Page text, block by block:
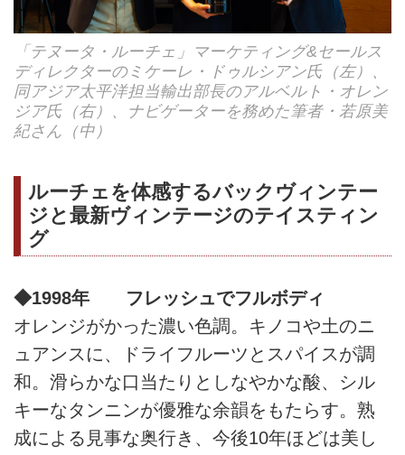
「テヌータ・ルーチェ」マーケティング&セールス
ディレクターのミケーレ・ドゥルシアン氏（左）、
同アジア太平洋担当輸出部長のアルベルト・オレン
ジア氏（右）、ナビゲーターを務めた筆者・若原美
紀さん（中）
ルーチェを体感するバックヴィンテー
ジと最新ヴィンテージのテイスティン
グ
◆1998年 フレッシュでフルボディ
オレンジがかった濃い色調。キノコや土のニ
ュアンスに、ドライフルーツとスパイスが調
和。滑らかな口当たりとしなやかな酸、シル
キーなタンニンが優雅な余韻をもたらす。熟
成による見事な奥行き、今後10年ほどは美し